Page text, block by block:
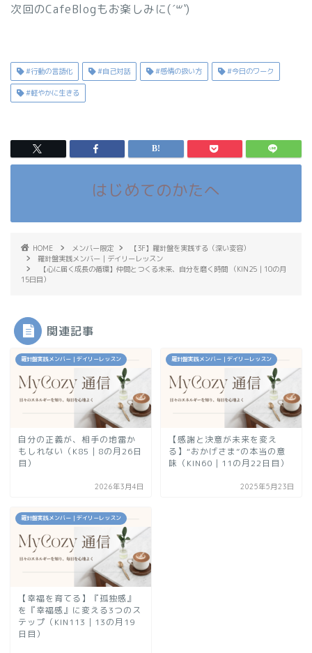
次回のCafeBlogもお楽しみに(´꒳`)
#行動の言語化 #自己対話 #感情の扱い方 #今日のワーク
#軽やかに生きる
はじめてのかたへ
HOME メンバー限定
【3F】羅針盤を実践する（深い変容）
羅針盤実践メンバー｜デイリーレッスン
【心に届く成長の循環】仲間とつくる未来、自分を磨く時間 （KIN25｜10の月
15日目）
関連記事
羅針盤実践メンバー｜デイリーレッスン
自分の正義が、相手の地雷か
もしれない（K85｜8の月26日
目）
2026年3月4日
羅針盤実践メンバー｜デイリーレッスン
【感謝と決意が未来を変え
る】“おかげさま”の本当の意
味（KIN60｜11の月22日目）
2025年5月23日
羅針盤実践メンバー｜デイリーレッスン
【幸福を育てる】『孤独感』
を『幸福感』に変える3つのス
テップ（KIN113｜13の月19
日目）